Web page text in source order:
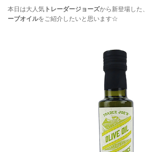
本日は大人気 トレーダージョーズから新登場した、
ーブオイルをご紹介したいと思います☆